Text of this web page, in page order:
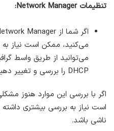
تنظیمات Network Manager:
می‌کنید، ممکن است نیاز
DHCP را بررسی و تغییر دهید.
است نیاز به بررسی بیشتری
ناشی باشد.